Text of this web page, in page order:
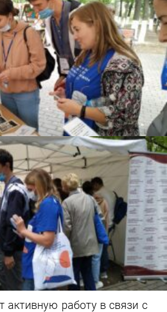
активную работу в связи с